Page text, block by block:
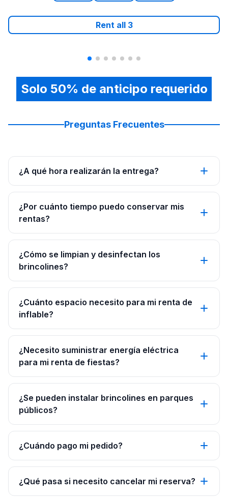
Rent all 3
Solo 50% de anticipo requerido
Preguntas Frecuentes
¿A qué hora realizarán la entrega?
¿Por cuánto tiempo puedo conservar mis
rentas?
¿Cómo se limpian y desinfectan los
brincolines?
¿Cuánto espacio necesito para mi renta de
inflable?
¿Necesito suministrar energía eléctrica
para mi renta de fiestas?
¿Se pueden instalar brincolines en parques
públicos?
¿Cuándo pago mi pedido?
¿Qué pasa si necesito cancelar mi reserva?